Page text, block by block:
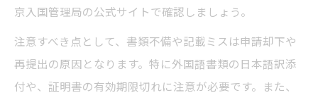
ビザ申請の成功に導く実務ポイント集
京入国管理局の公式サイトで確認しましょう。
注意すべき点として、書類不備や記載ミスは申請却下や
再提出の原因となります。特に外国語書類の日本語訳添
付や、証明書の有効期限切れに注意が必要です。また、